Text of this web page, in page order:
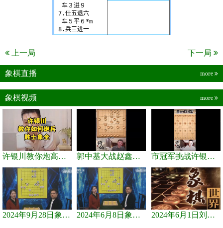
上一局 下一局
象棋直播 more
象棋视频 more
许银川教你炮高兵士象全如何赢士象全，简单四步即可 郭中基大战赵鑫鑫，许银川激情讲解 市冠军挑战许银川，急进中兵变化真激烈！
2024年9月28日象棋世界栏目，刘君、蒋川讲解了第九届杨官璘杯象棋... 2024年6月8日象棋世界，刘君、蒋川讲解了第九届杨官璘杯全国象棋... 2024年6月1日刘君、蒋川讲解第三届上海杯象棋大师赛谢靖与李少庚...